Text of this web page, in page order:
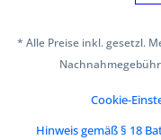
* Alle Preise inkl. gesetzl.
Cookie-
Hinweis gemäß § 18